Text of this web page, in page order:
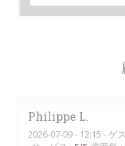
Philippe L
2026-07-09- 12:15 - ゲ